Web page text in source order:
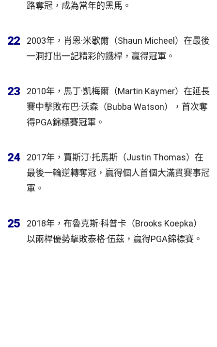
路奪冠，成為當年的黑馬。
22
2003年，肖恩·米歇爾（Shaun Micheel）在最後
一洞打出一記精彩的鐵桿，贏得冠軍。
23
2010年，馬丁·凱梅爾（Martin Kaymer）在延長
賽中擊敗布巴·沃森（Bubba Watson），首次奪
得PGA錦標賽冠軍。
24
2017年，賈斯汀·托馬斯（Justin Thomas）在
最後一輪逆轉奪冠，贏得個人首個大滿貫賽事冠
軍。
25
2018年，布魯克斯·科普卡（Brooks Koepka）
以兩桿優勢擊敗泰格·伍茲，贏得PGA錦標賽。